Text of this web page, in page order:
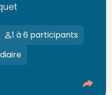
1 à 6 participants